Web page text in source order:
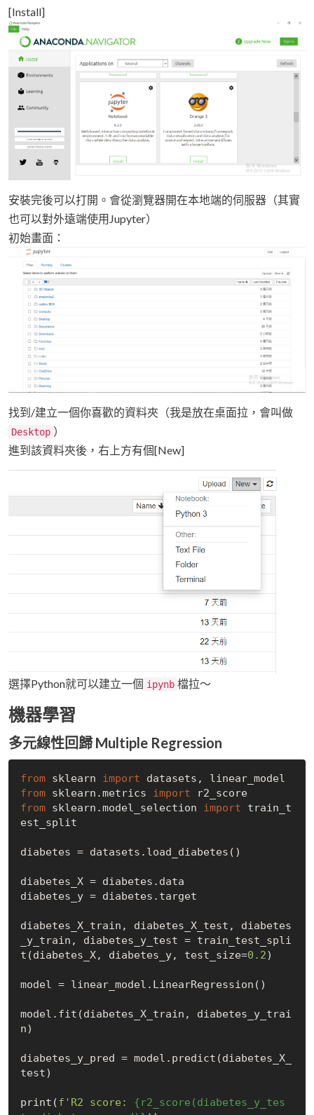
[Install]
安裝完後可以打開。會從瀏覽器開在本地端的伺服器（其實
也可以對外遠端使用Jupyter）
初始畫面：
找到/建立一個你喜歡的資料夾（我是放在桌面拉，會叫做
Desktop ）
進到該資料夾後，右上方有個[New]
選擇Python就可以建立一個 ipynb 檔拉～
機器學習
多元線性回歸 Multiple Regression
from sklearn import
from sklearn.metrics import
r2_score
from sklearn.model_selection import train_t
est_split
diabetes = datasets.load_diabetes()
diabetes_X = diabetes.data
diabetes_y = diabetes.target
diabetes_X_train, diabetes_X_test, diabetes
_y_train, diabetes_y_test = train_test_spli
t(diabetes_X, diabetes_y, test_size=0.2)
model = linear_model.LinearRegression()
model.fit(diabetes_X_train, diabetes_y_trai
n)
diabetes_y_pred = model.predict(diabetes_X_
test)
print(f'R2 score: {r2_score(diabetes_y_tes